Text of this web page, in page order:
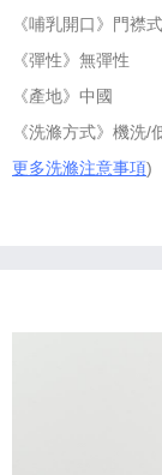
《哺乳開口》門襟
《彈性》無彈性
《產地》中國
《洗滌方式》機洗
更多洗滌注意事項)